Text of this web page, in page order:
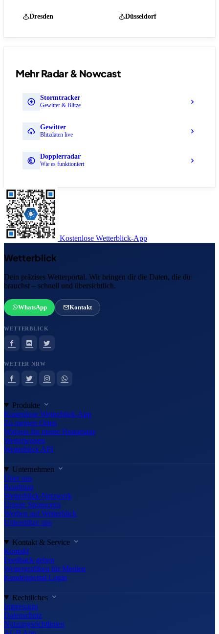
Dresden Düsseldorf
Mehr Radar & Nowcast
Stormtracker
Gewitter & Blitze
Gewitter
Blitzdaten live
Dopplerradar
Wie es funktioniert
Kostenlose Wetterblick-App
Wetterblick
Dein präzises Wetterportal. Wir bringen dir die Daten, die du
brauchst – schnell und übersichtlich.
WhatsApp Kontakt
WETTERBLICK
WETTER NRW
Produkte
Kostenlose Wetterblick-App
Zu meinen Orten
Widgets für meine Homepage
Wetterwissen
Wetterblick API
Unternehmen
Über uns
Roadmap
Wetterblick-Netzwerk
Unsere Sponsoren
Werben auf Wetterblick
Unterstütze uns
Kontakt & Service
Kontakt
Feedback geben
Wettergrafiken für Medien
Kundenportal Login
Rechtliches
Impressum
Datenschutz
Nutzungsrichtlinien